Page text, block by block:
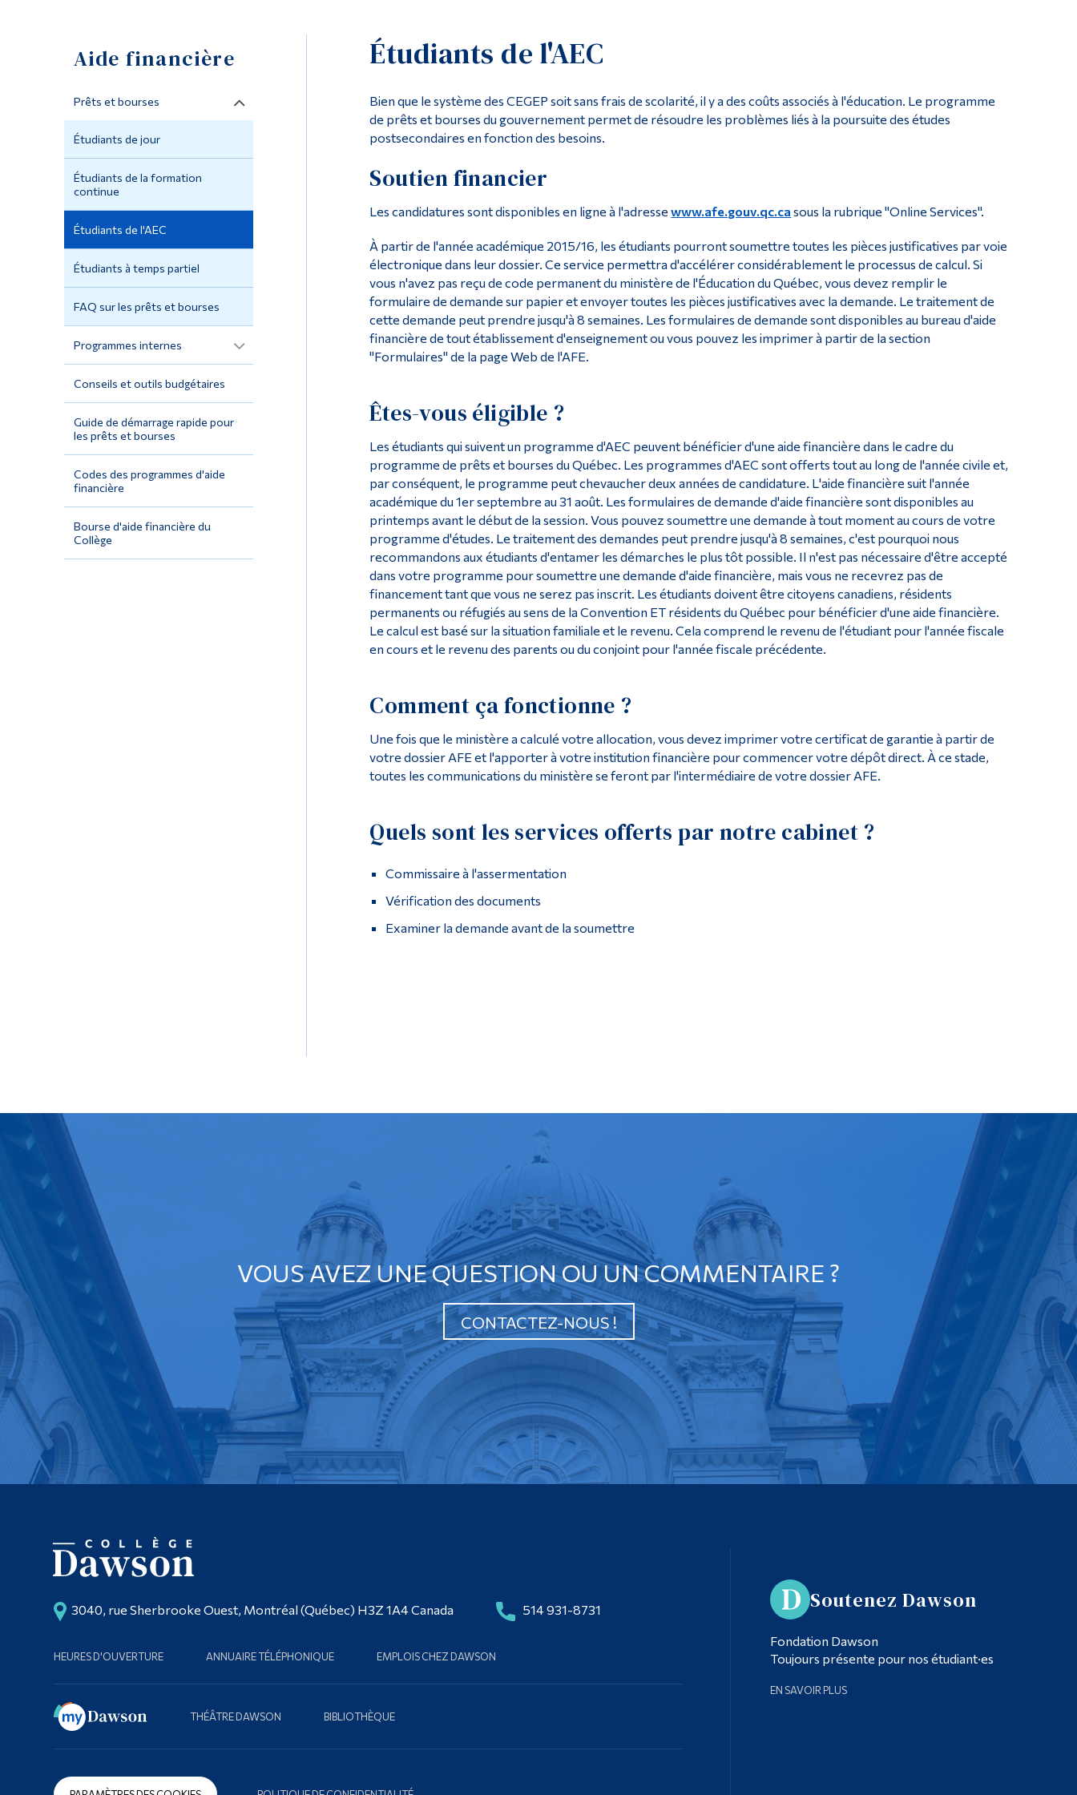
Aide financière
Prêts et bourses
Étudiants de jour
Étudiants de la formation
continue
Étudiants de l'AEC
Étudiants à temps partiel
FAQ sur les prêts et bourses
Programmes internes
Conseils et outils budgétaires
Guide de démarrage rapide pour
les prêts et bourses
Codes des programmes d'aide
financière
Bourse d'aide financière du
Collège
Étudiants de l'AEC
Bien que le système des CEGEP soit sans frais de scolarité, il y a des coûts associés à l'éducation. Le programme
de prêts et bourses du gouvernement permet de résoudre les problèmes liés à la poursuite des études
postsecondaires en fonction des besoins.
Soutien financier
Les candidatures sont disponibles en ligne à l'adressewww.afe.gouv.qc.ca sous la rubrique "Online Services".
À partir de l'année académique 2015/16, les étudiants pourront soumettre toutes les pièces justificatives par voie
électronique dans leur dossier. Ce service permettra d'accélérer considérablement le processus de calcul. Si
vous n'avez pas reçu de code permanent du ministère de l'Éducation du Québec, vous devez remplir le
formulaire de demande sur papier et envoyer toutes les pièces justificatives avec la demande. Le traitement de
cette demande peut prendre jusqu'à 8 semaines. Les formulaires de demande sont disponibles au bureau d'aide
financière de tout établissement d'enseignement ou vous pouvez les imprimer à partir de la section
"Formulaires" de la page Web de l'AFE.
Êtes-vous éligible ?
Les étudiants qui suivent un programme d'AEC peuvent bénéficier d'une aide financière dans le cadre du
programme de prêts et bourses du Québec. Les programmes d'AEC sont offerts tout au long de l'année civile et,
par conséquent, le programme peut chevaucher deux années de candidature. L'aide financière suit l'année
académique du 1er septembre au 31 août. Les formulaires de demande d'aide financière sont disponibles au
printemps avant le début de la session. Vous pouvez soumettre une demande à tout moment au cours de votre
programme d'études. Le traitement des demandes peut prendre jusqu'à 8 semaines, c'est pourquoi nous
recommandons aux étudiants d'entamer les démarches le plus tôt possible. Il n'est pas nécessaire d'être accepté
dans votre programme pour soumettre une demande d'aide financière, mais vous ne recevrez pas de
financement tant que vous ne serez pas inscrit. Les étudiants doivent être citoyens canadiens, résidents
permanents ou réfugiés au sens de la Convention ET résidents du Québec pour bénéficier d'une aide financière.
Le calcul est basé sur la situation familiale et le revenu. Cela comprend le revenu de l'étudiant pour l'année fiscale
en cours et le revenu des parents ou du conjoint pour l'année fiscale précédente.
Comment ça fonctionne ?
Une fois que le ministère a calculé votre allocation, vous devez imprimer votre certificat de garantie à partir de
votre dossier AFE et l'apporter à votre institution financière pour commencer votre dépôt direct. À ce stade,
toutes les communications du ministère se feront par l'intermédiaire de votre dossier AFE.
Quels sont les services offerts par notre cabinet ?
Commissaire à l'assermentation
Vérification des documents
Examiner la demande avant de la soumettre
VOUS AVEZ UNE QUESTION OU UN COMMENTAIRE ?
CONTACTEZ-NOUS !
3040, rue Sherbrooke Ouest, Montréal (Québec) H3Z 1A4 Canada 514 931-8731
HEURES D'OUVERTURE ANNUAIRE TÉLÉPHONIQUE EMPLOIS CHEZ DAWSON
THÉÂTRE DAWSON BIBLIOTHÈQUE
Soutenez Dawson
Fondation Dawson
Toujours présente pour nos étudiant·es
EN SAVOIR PLUS
Programmes
Formation continue
Qui vous êtes
Étudiants actuels
Corps enseignant et personnel administratif
Diplômé·es et visiteur·euses